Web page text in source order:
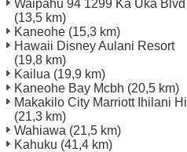
Waipahu 94 1299 Ka Uka Blvd
(13,5 km)
Kaneohe (15,3 km)
Hawaii Disney Aulani Resort
(19,8 km)
Kailua (19,9 km)
Kaneohe Bay Mcbh (20,5 km)
Makakilo City Marriott Ihilani Hi
(21,3 km)
Wahiawa (21,5 km)
Kahuku (41,4 km)